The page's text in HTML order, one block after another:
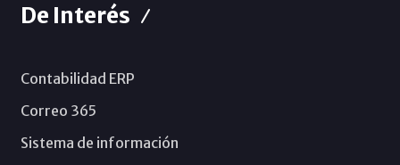
De Interés
Contabilidad ERP
Correo 365
Sistema de información